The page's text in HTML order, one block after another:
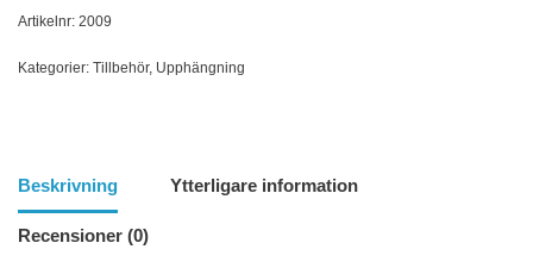
Artikelnr: 2009
Kategorier: Tillbehör, Upphängning
Beskrivning Ytterligare information
Recensioner (0)